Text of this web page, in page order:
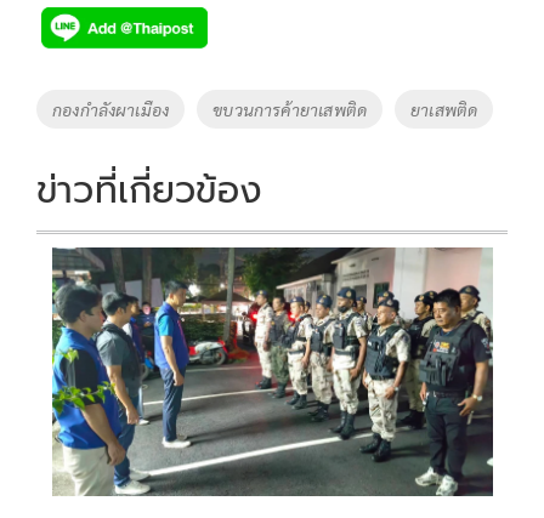
e
b
o
k
tt
er
p
y
k
Tags
กองกำลังผาเมือง ขบวนการค้ายาเสพติด ยาเสพติด
ข่าวที่เกี่ยวข้อง